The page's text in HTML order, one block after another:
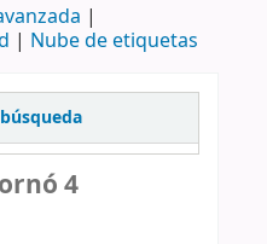
Nube de etiquetas
4